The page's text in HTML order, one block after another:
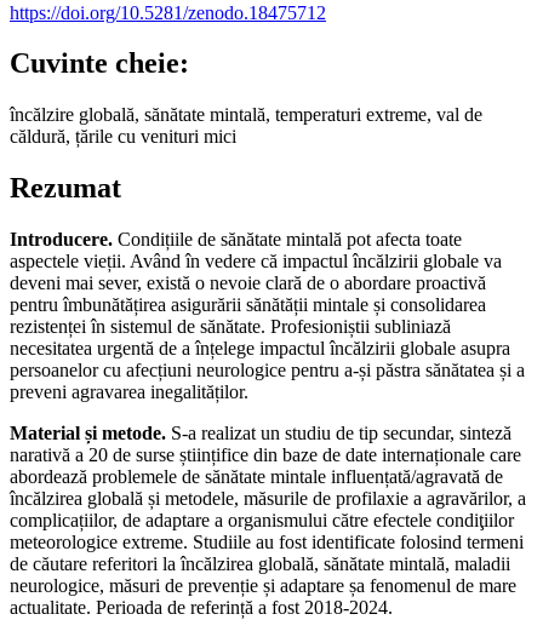
https://doi.org/10.5281/zenodo.18475712
Cuvinte cheie:
încălzire globală, sănătate mintală, temperaturi extreme, val de
căldură, țările cu venituri mici
Rezumat
Introducere. Condițiile de sănătate mintală pot afecta toate
aspectele vieții. Având în vedere că impactul încălzirii globale va
deveni mai sever, există o nevoie clară de o abordare proactivă
pentru îmbunătățirea asigurării sănătății mintale și consolidarea
rezistenței în sistemul de sănătate. Profesioniștii subliniază
necesitatea urgentă de a înțelege impactul încălzirii globale asupra
persoanelor cu afecțiuni neurologice pentru a-și păstra sănătatea și a
preveni agravarea inegalităților.
Material și metode. S-a realizat un studiu de tip secundar, sinteză
narativă a 20 de surse științifice din baze de date internaționale care
abordează problemele de sănătate mintale influențată/agravată de
încălzirea globală și metodele, măsurile de profilaxie a agravărilor, a
complicațiilor, de adaptare a organismului către efectele condiţiilor
meteorologice extreme. Studiile au fost identificate folosind termeni
de căutare referitori la încălzirea globală, sănătate mintală, maladii
neurologice, măsuri de prevenție și adaptare șa fenomenul de mare
actualitate. Perioada de referință a fost 2018-2024.